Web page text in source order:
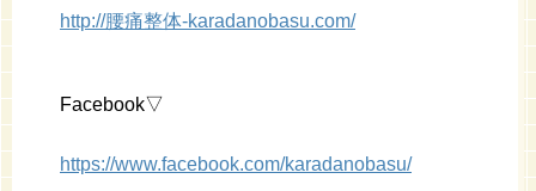
http://腰痛整体-karadanobasu.com/
Facebook▽
https://www.facebook.com/karadanobasu/